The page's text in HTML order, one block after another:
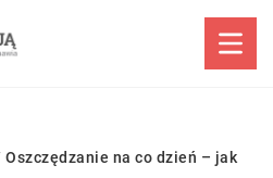
Oszczędzanie na co dzień – jak